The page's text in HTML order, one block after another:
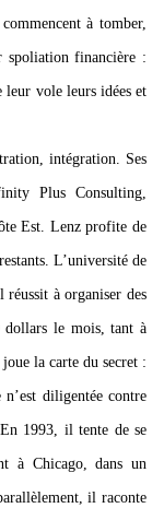
à tomber,
spoliation financière :
leur vole leurs idées et
intégration. Ses
Plus Consulting,
Est. Lenz profite de
L’université de
à organiser des
le mois, tant à
la carte du secret :
diligentée contre
1993, il tente de se
à Chicago, dans un
il raconte